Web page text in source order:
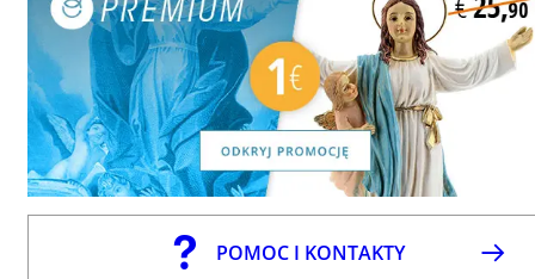
POMOC I KONTAKTY